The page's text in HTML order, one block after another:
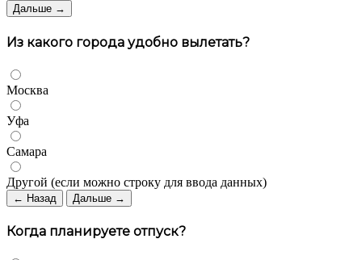
Дальше →
Из какого города удобно вылетать?
Москва
Уфа
Самара
Другой (если можно строку для ввода данных)
← Назад Дальше →
Когда планируете отпуск?